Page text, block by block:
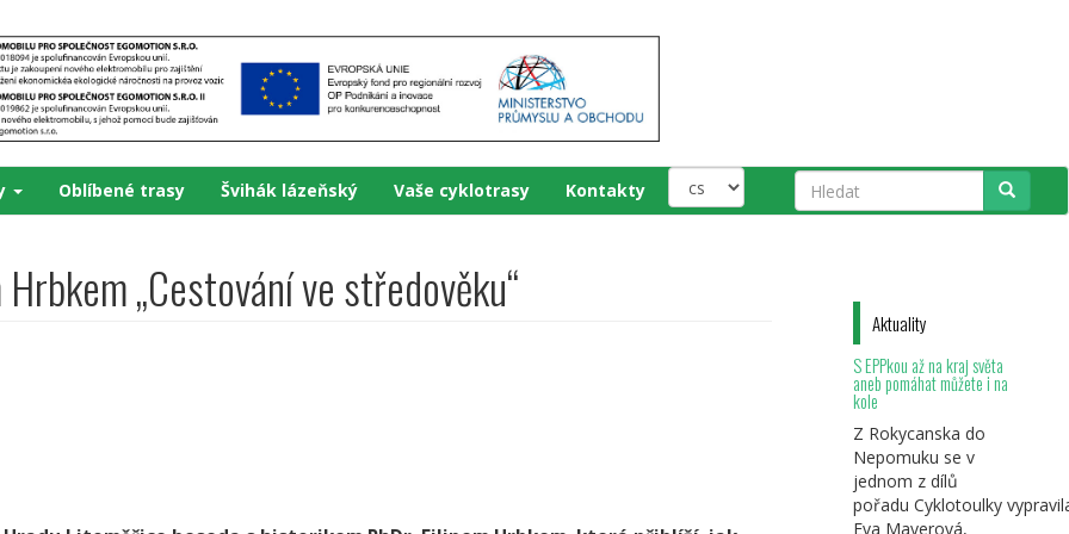
Oblíbené trasy Švihák lázeňský Vaše cyklotrasy
Kontakty
Hledat
„Cestování ve středověku“
Aktuality
S EPPkou až na kraj světa
aneb pomáhat můžete i na
kole
Z Rokycanska do
Nepomuku se v
jednom z dílů
pořadu Cyklotoulky
Eva Mayerová,